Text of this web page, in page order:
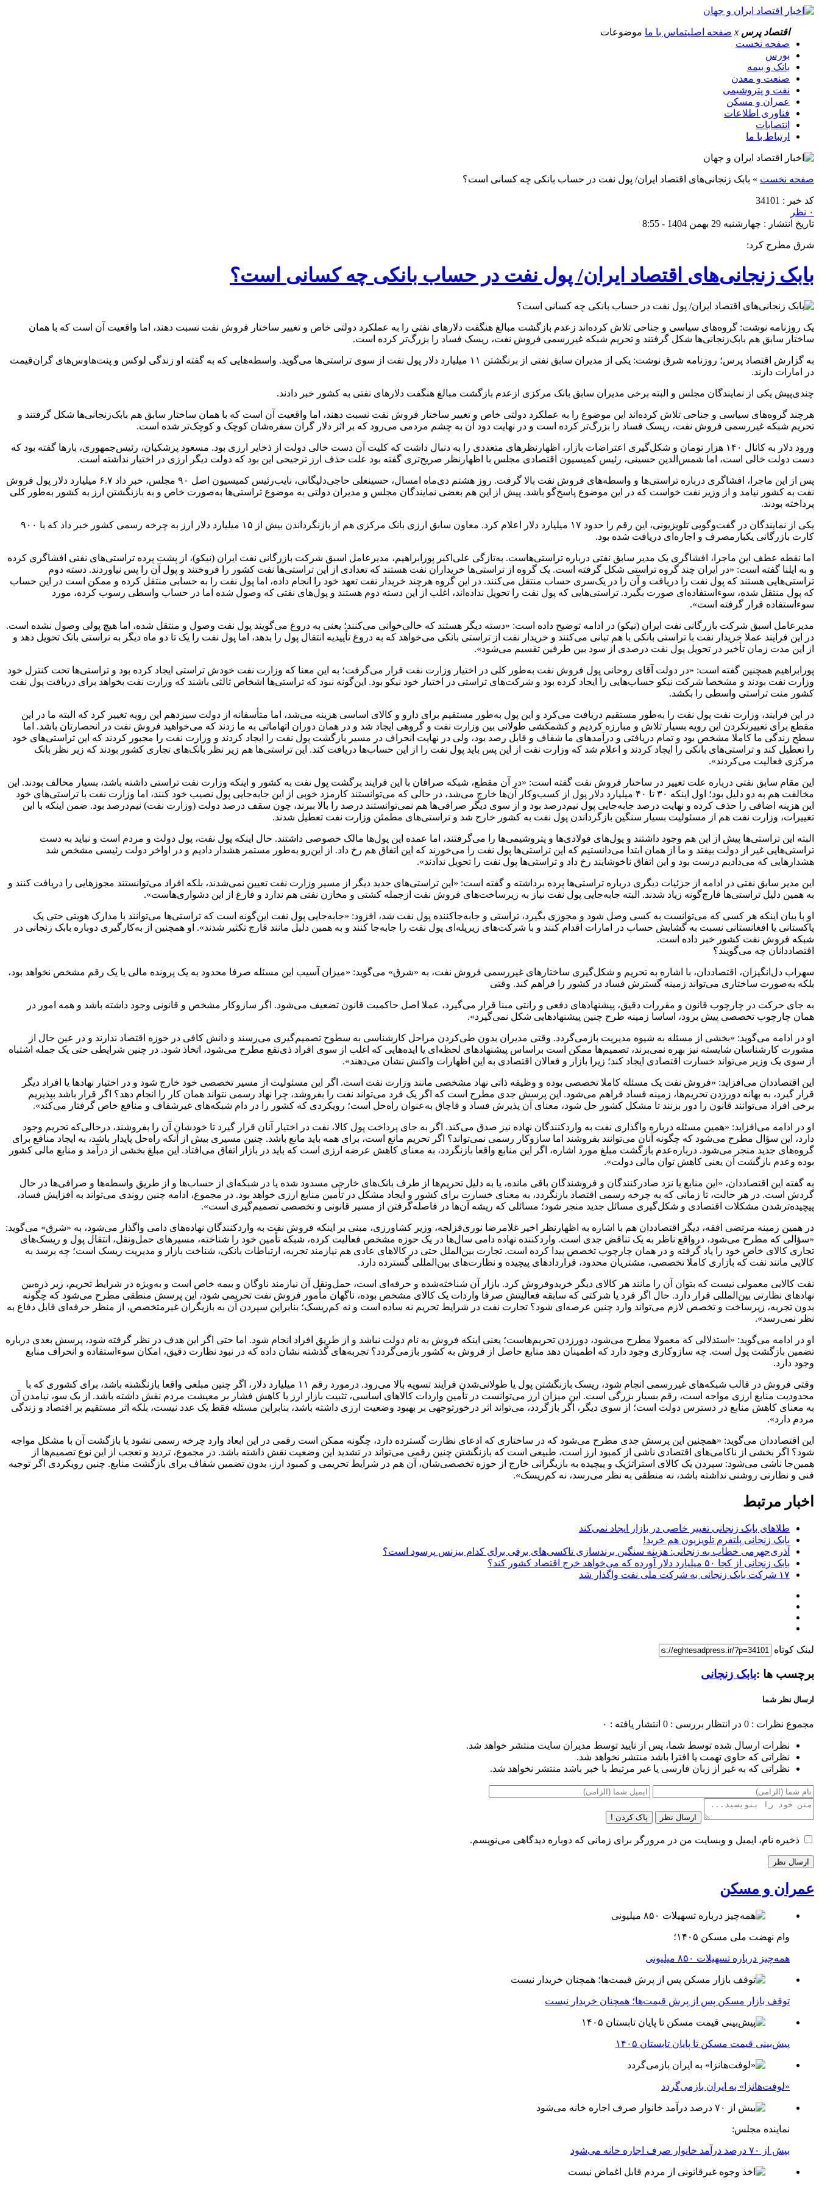
اقتصاد پرس x صفحه اصلیتماس با ما موضوعات
صفحه نخست
بورس
بانک و بیمه
صنعت و معدن
نفت و پتروشیمی
عمران و مسکن
فناوری اطلاعات
انتصابات
ارتباط با ما
صفحه نخست » بابک زنجانی‌های اقتصاد ایران/ پول نفت در حساب بانکی چه کسانی است؟
کد خبر : 34101
۰ نظر
تاریخ انتشار : چهارشنبه 29 بهمن 1404 - 8:55
شرق مطرح کرد:
بابک زنجانی‌های اقتصاد ایران/ پول نفت در حساب بانکی چه کسانی است؟
یک روزنامه نوشت: گروه‌های سیاسی و جناحی تلاش کرده‌اند زعدم بازگشت مبالغ هنگفت دلارهای نفتی را به عملکرد دولتی خاص و تغییر ساختار فروش نفت نسبت دهند، اما واقعیت آن است که با همان
ساختار سابق هم بابک‌زنجانی‌ها شکل گرفتند و تحریم شبکه غیررسمی فروش نفت، ریسک فساد را بزرگ‌تر کرده است.
به گزارش اقتصاد پرس؛ روزنامه شرق نوشت: یکی از مدیران سابق نفتی از برنگشتن ۱۱ میلیارد دلار پول نفت از سوی تراستی‌ها می‌گوید. واسطه‌هایی که به گفته او زندگی لوکس و پنت‌هاوس‌های گران‌قیمت
در امارات دارند.
چندی‌پیش یکی از نمایندگان مجلس و البته برخی مدیران سابق بانک مرکزی ازعدم بازگشت مبالغ هنگفت دلارهای نفتی به کشور خبر دادند.
هرچند گروه‌های سیاسی و جناحی تلاش کرده‌اند این موضوع را به عملکرد دولتی خاص و تغییر ساختار فروش نفت نسبت دهند، اما واقعیت آن است که با همان ساختار سابق هم بابک‌زنجانی‌ها شکل گرفتند و
تحریم شبکه غیررسمی فروش نفت، ریسک فساد را بزرگ‌تر کرده است و در نهایت دود آن به چشم مردمی می‌رود که بر اثر دلار گران سفره‌شان کوچک و کوچک‌تر شده است.
ورود دلار به کانال ۱۴۰ هزار تومان و شکل‌گیری اعتراضات بازار، اظهارنظرهای متعددی را به دنبال داشت که کلیت آن دست خالی دولت از ذخایر ارزی بود. مسعود پزشکیان، رئیس‌جمهوری، بارها گفته بود که
دست دولت خالی است، اما شمس‌الدین حسینی، رئیس کمیسیون اقتصادی مجلس با اظهارنظر صریح‌تری گفته بود علت حذف ارز ترجیحی این بود که دولت دیگر ارزی در اختیار نداشته است.
پس از این ماجرا، افشاگری درباره تراستی‌ها و واسطه‌های فروش نفت بالا گرفت. روز هشتم دی‌ماه امسال، حسینعلی حاجی‌دلیگانی، نایب‌رئیس کمیسیون اصل ۹۰ مجلس، خبر داد ۶.۷ میلیارد دلار پول فروش
نفت به کشور نیامد و از وزیر نفت خواست که در این موضوع پاسخ‌گو باشد. پیش از این هم بعضی نمایندگان مجلس و مدیران دولتی به موضوع تراستی‌ها به‌صورت خاص و به بازنگشتن ارز به کشور به‌طور کلی
پرداخته بودند.
یکی از نمایندگان در گفت‌وگویی تلویزیونی، این رقم را حدود ۱۷ میلیارد دلار اعلام کرد. معاون سابق ارزی بانک مرکزی هم از بازنگرداندن بیش از ۱۵ میلیارد دلار ارز به چرخه رسمی کشور خبر داد که با ۹۰۰
کارت بازرگانی یکبارمصرف و اجاره‌ای دریافت شده بود.
اما نقطه عطف این ماجرا، افشاگری یک مدیر سابق نفتی درباره تراستی‌هاست. به‌تازگی علی‌اکبر پورابراهیم، مدیرعامل اسبق شرکت بازرگانی نفت ایران (نیکو)، از پشت پرده تراستی‌های نفتی افشاگری کرده
و به ایلنا گفته است: «در ایران چند گروه تراستی شکل گرفته است. یک گروه از تراستی‌ها خریداران نفت هستند که تعدادی از این تراستی‌ها نفت کشور را فروختند و پول آن را پس نیاوردند. دسته دوم
تراستی‌هایی هستند که پول نفت را دریافت و آن را در یک‌سری حساب منتقل می‌کنند. در این گروه هرچند خریدار نفت تعهد خود را انجام داده، اما پول نفت را به حسابی منتقل کرده و ممکن است در این حساب
که پول منتقل شده، سوء‌استفاده‌ای صورت بگیرد. تراستی‌هایی که پول نفت را تحویل نداده‌اند، اغلب از این دسته دوم هستند و پول‌های نفتی که وصول شده اما در حساب واسطی رسوب کرده، مورد
سوء‌استفاده قرار گرفته است».
مدیرعامل اسبق شرکت بازرگانی نفت ایران (نیکو) در ادامه توضیح داده است: «دسته دیگر هستند که خالی‌خوانی می‌کنند؛ یعنی به دروغ می‌گویند پول نفت وصول و منتقل شده، اما هیچ پولی وصول نشده است.
در این فرایند عملا خریدار نفت با تراستی بانکی با هم تبانی می‌کنند و خریدار نفت از تراستی بانکی می‌خواهد که به دروغ تأییدیه انتقال پول را بدهد، اما پول نفت را یک تا دو ماه دیگر به تراستی بانک تحویل دهد و
از این مدت زمان تأخیر در تحویل پول نفت درصدی از سود بین طرفین تقسیم می‌شود».
پورابراهیم همچنین گفته است: «در دولت آقای روحانی پول فروش نفت به‌طور کلی در اختیار وزارت نفت قرار می‌گرفت؛ به این معنا که وزارت نفت خودش تراستی ایجاد کرده بود و تراستی‌ها تحت کنترل خود
وزارت نفت بودند و مشخصا شرکت نیکو حساب‌هایی را ایجاد کرده بود و شرکت‌های تراستی در اختیار خود نیکو بود. این‌گونه نبود که تراستی‌ها اشخاص ثالثی باشند که وزارت نفت بخواهد برای دریافت پول نفت
کشور منت تراستی واسطی را بکشد.
در این فرایند، وزارت نفت پول نفت را به‌طور مستقیم دریافت می‌کرد و این پول به‌طور مستقیم برای دارو و کالای اساسی هزینه می‌شد، اما متأسفانه از دولت سیزدهم این رویه تغییر کرد که البته ما در این
مقطع برای تغییرنکردن این رویه بسیار تلاش و مبارزه کردیم و کشمکشی طولانی بین وزارت نفت و گروهی ایجاد شد و در همان دوران اتهاماتی به ما زدند که می‌خواهید فروش نفت در انحصارتان باشد. اما
سطح زندگی ما کاملا مشخص بود و تمام دریافتی و درآمدهای ما شفاف و قابل رصد بود، ولی در نهایت انحراف در مسیر بازگشت پول نفت را ایجاد کردند و وزارت نفت را مجبور کردند که این تراستی‌های خود
را تعطیل کند و تراستی‌های بانکی را ایجاد کردند و اعلام شد که وزارت نفت از این پس باید پول نفت را از این حساب‌ها دریافت کند. این تراستی‌ها هم زیر نظر بانک‌های تجاری کشور بودند که زیر نظر بانک
مرکزی فعالیت می‌کردند».
این مقام سابق نفتی درباره علت تغییر در ساختار فروش نفت گفته است: «در آن مقطع، شبکه صرافان با این فرایند برگشت پول نفت به کشور و اینکه وزارت نفت تراستی داشته باشد، بسیار مخالف بودند. این
مخالفت هم به دو دلیل بود؛ اول اینکه ۳۰ تا ۴۰ میلیارد دلار پول از کسب‌وکار آن‌ها خارج می‌شد، در حالی که می‌توانستند کارمزد خوبی از این جابه‌جایی پول نصیب خود کنند، اما وزارت نفت با تراستی‌های خود
این هزینه اضافی را حذف کرده و نهایت درصد جابه‌جایی پول نیم‌درصد بود و از سوی دیگر صرافی‌ها هم نمی‌توانستند درصد را بالا ببرند، چون سقف درصد دولت (وزارت نفت) نیم‌درصد بود. ضمن اینکه با این
تغییرات، وزارت نفت هم از مسئولیت بسیار سنگین بازگرداندن پول نفت به کشور خارج شد و تراستی‌های مطمئن وزارت نفت تعطیل شدند.
البته این تراستی‌ها پیش از این هم وجود داشتند و پول‌های فولادی‌ها و پتروشیمی‌ها را می‌گرفتند، اما عمده این پول‌ها مالک خصوصی داشتند. حال اینکه پول نفت، پول دولت و مردم است و نباید به دست
تراستی‌هایی غیر از دولت بیفتد و ما از همان ابتدا می‌دانستیم که این تراستی‌ها پول نفت را می‌خورند که این اتفاق هم رخ داد. از این‌رو به‌طور مستمر هشدار دادیم و در اواخر دولت رئیسی مشخص شد
هشدارهایی که می‌دادیم درست بود و این اتفاق ناخوشایند رخ داد و تراستی‌ها پول نفت را تحویل ندادند».
این مدیر سابق نفتی در ادامه از جزئیات دیگری درباره تراستی‌ها پرده برداشته و گفته است: «این تراستی‌های جدید دیگر از مسیر وزارت نفت تعیین نمی‌شدند، بلکه افراد می‌توانستند مجوزهایی را دریافت کنند و
به همین دلیل تراستی‌ها قارچ‌گونه زیاد شدند. البته جابه‌جایی پول نفت نیاز به زیرساخت‌های فروش نفت ازجمله کشتی و مخازن نفتی هم ندارد و فارغ از این دشواری‌هاست».
او با بیان اینکه هر کسی که می‌توانست به کسی وصل شود و مجوزی بگیرد، تراستی و جابه‌جاکننده پول نفت شد، افزود: «جابه‌جایی پول نفت این‌گونه است که تراستی‌ها می‌توانند با مدارک هویتی حتی یک
پاکستانی یا افغانستانی نسبت به گشایش حساب در امارات اقدام کنند و با شرکت‌های زیرپله‌ای پول نفت را جابه‌جا کنند و به همین دلیل مانند قارچ تکثیر شدند». او همچنین از به‌کارگیری دوباره بابک زنجانی در
شبکه فروش نفت کشور خبر داده است.
اقتصاددانان چه می‌گویند؟
سهراب دل‌انگیزان، اقتصاددان، با اشاره به تحریم و شکل‌گیری ساختارهای غیررسمی فروش نفت، به «شرق» می‌گوید: «میزان آسیب این مسئله صرفا محدود به یک پرونده مالی یا یک رقم مشخص نخواهد بود،
بلکه به‌صورت ساختاری می‌تواند زمینه گسترش فساد در کشور را فراهم کند. وقتی
به جای حرکت در چارچوب قانون و مقررات دقیق، پیشنهادهای دفعی و رانتی مبنا قرار می‌گیرد، عملا اصل حاکمیت قانون تضعیف می‌شود. اگر سازوکار مشخص و قانونی وجود داشته باشد و همه امور در
همان چارچوب تخصصی پیش برود، اساسا زمینه طرح چنین پیشنهادهایی شکل نمی‌گیرد».
او در ادامه می‌گوید: «بخشی از مسئله به شیوه مدیریت بازمی‌گردد. وقتی مدیران بدون طی‌کردن مراحل کارشناسی به سطوح تصمیم‌گیری می‌رسند و دانش کافی در حوزه اقتصاد ندارند و در عین حال از
مشورت کارشناسان شایسته نیز بهره نمی‌برند، تصمیم‌ها ممکن است براساس پیشنهادهای لحظه‌ای یا ایده‌هایی که اغلب از سوی افراد ذی‌نفع مطرح می‌شود، اتخاذ شود. در چنین شرایطی حتی یک جمله اشتباه
از سوی یک وزیر می‌تواند خسارت اقتصادی ایجاد کند؛ زیرا بازار و فعالان اقتصادی به این اظهارات واکنش نشان می‌دهند».
این اقتصاددان می‌افزاید: «فروش نفت یک مسئله کاملا تخصصی بوده و وظیفه ذاتی نهاد مشخصی مانند وزارت نفت است. اگر این مسئولیت از مسیر تخصصی خود خارج شود و در اختیار نهادها یا افراد دیگر
قرار گیرد، به بهانه دورزدن تحریم‌ها، زمینه فساد فراهم می‌شود. این پرسش جدی مطرح است که اگر یک فرد می‌تواند نفت را بفروشد، چرا نهاد رسمی نتواند همان کار را انجام دهد؟ اگر قرار باشد بپذیریم
برخی افراد می‌توانند قانون را دور بزنند تا مشکل کشور حل شود، معنای آن پذیرش فساد و قاچاق به‌عنوان راه‌حل است؛ رویکردی که کشور را در دام شبکه‌های غیرشفاف و منافع خاص گرفتار می‌کند».
او در ادامه می‌افزاید: «همین مسئله درباره واگذاری نفت به واردکنندگان نهاده نیز صدق می‌کند. اگر به جای پرداخت پول کالا، نفت در اختیار آنان قرار گیرد تا خودشان آن را بفروشند، درحالی‌که تحریم وجود
دارد، این سؤال مطرح می‌شود که چگونه آنان می‌توانند بفروشند اما سازوکار رسمی نمی‌تواند؟ اگر تحریم مانع است، برای همه باید مانع باشد. چنین مسیری بیش از آنکه راه‌حل پایدار باشد، به ایجاد منافع برای
گروه‌های جدید منجر می‌شود. درباره‌عدم بازگشت مبلغ مورد اشاره، اگر این منابع واقعا بازنگردد، به معنای کاهش عرضه ارزی است که باید در بازار اتفاق می‌افتاد. این مبلغ بخشی از درآمد و منابع مالی کشور
بوده وعدم بازگشت آن یعنی کاهش توان مالی دولت».
به گفته این اقتصاددان، «این منابع یا نزد صادرکنندگان و فروشندگان باقی مانده، یا به دلیل تحریم‌ها از طرف بانک‌های خارجی مسدود شده یا در شبکه‌ای از حساب‌ها و از طریق واسطه‌ها و صرافی‌ها در حال
گردش است. در هر حالت، تا زمانی که به چرخه رسمی اقتصاد بازنگردد، به معنای خسارت برای کشور و ایجاد مشکل در تأمین منابع ارزی خواهد بود. در مجموع، ادامه چنین روندی می‌تواند به افزایش فساد،
پیچیده‌ترشدن مشکلات اقتصادی و شکل‌گیری مسائل جدید منجر شود؛ مسائلی که ریشه آن‌ها در فاصله‌گرفتن از مسیر قانونی و تخصصی تصمیم‌گیری است».
در همین زمینه مرتضی افقه، دیگر اقتصاددان هم با اشاره به اظهارنظر اخیر غلامرضا نوری‌قزلجه، وزیر کشاورزی، مبنی بر اینکه فروش نفت به واردکنندگان نهاده‌های دامی واگذار می‌شود، به «شرق» می‌گوید:
«سؤالی که مطرح می‌شود، درواقع ناظر به یک تناقض جدی است. واردکننده نهاده دامی سال‌ها در یک حوزه مشخص فعالیت کرده، شبکه تأمین خود را شناخته، مسیرهای حمل‌ونقل، انتقال پول و ریسک‌های
تجاری کالای خاص خود را یاد گرفته و در همان چارچوب تخصص پیدا کرده است. تجارت بین‌الملل حتی در کالاهای عادی هم نیازمند تجربه، ارتباطات بانکی، شناخت بازار و مدیریت ریسک است؛ چه برسد به
کالایی مانند نفت که بازاری کاملا تخصصی، مشتریان محدود، قراردادهای پیچیده و نظارت‌های بین‌المللی گسترده دارد.
نفت کالایی معمولی نیست که بتوان آن را مانند هر کالای دیگر خریدوفروش کرد. بازار آن شناخته‌شده و حرفه‌ای است، حمل‌ونقل آن نیازمند ناوگان و بیمه خاص است و به‌ویژه در شرایط تحریم، زیر ذره‌بین
نهادهای نظارتی بین‌المللی قرار دارد. حال اگر فرد یا شرکتی که سابقه فعالیتش صرفا واردات یک کالای مشخص بوده، ناگهان مأمور فروش نفت تحریمی شود، این پرسش منطقی مطرح می‌شود که چگونه
بدون تجربه، زیرساخت و تخصص لازم می‌تواند وارد چنین عرصه‌ای شود؟ تجارت نفت در شرایط تحریم نه ساده است و نه کم‌ریسک؛ بنابراین سپردن آن به بازیگران غیرمتخصص، از منظر حرفه‌ای قابل دفاع به
نظر نمی‌رسد».
او در ادامه می‌گوید: «استدلالی که معمولا مطرح می‌شود، دورزدن تحریم‌هاست؛ یعنی اینکه فروش به نام دولت نباشد و از طریق افراد انجام شود. اما حتی اگر این هدف در نظر گرفته شود، پرسش بعدی درباره
تضمین بازگشت پول است. چه سازوکاری وجود دارد که اطمینان دهد منابع حاصل از فروش به کشور بازمی‌گردد؟ تجربه‌های گذشته نشان داده که در نبود نظارت دقیق، امکان سوءاستفاده و انحراف منابع
وجود دارد.
وقتی فروش در قالب شبکه‌های غیررسمی انجام شود، ریسک بازنگشتن پول یا طولانی‌شدن فرایند تسویه بالا می‌رود. درمورد رقم ۱۱ میلیارد دلار، اگر چنین مبلغی واقعا بازنگشته باشد، برای کشوری که با
محدودیت منابع ارزی مواجه است، رقم بسیار بزرگی است. این میزان ارز می‌توانست در تأمین واردات کالاهای اساسی، تثبیت بازار ارز یا کاهش فشار بر معیشت مردم نقش داشته باشد. از یک سو، نیامدن آن
به معنای کاهش منابع در دسترس دولت است؛ از سوی دیگر، اگر بازگردد، می‌تواند اثر درخورتوجهی بر بهبود وضعیت ارزی داشته باشد، بنابراین مسئله فقط یک عدد نیست، بلکه اثر مستقیم بر اقتصاد و زندگی
مردم دارد».
این اقتصاددان می‌گوید: «همچنین این پرسش جدی مطرح می‌شود که در ساختاری که ادعای نظارت گسترده دارد، چگونه ممکن است رقمی در این ابعاد وارد چرخه رسمی نشود یا بازگشت آن با مشکل مواجه
شود؟ اگر بخشی از ناکامی‌های اقتصادی ناشی از کمبود ارز است، طبیعی است که بازنگشتن چنین رقمی می‌تواند در تشدید این وضعیت نقش داشته باشد. در مجموع، تردید و تعجب از این نوع تصمیم‌ها از
همین‌جا ناشی می‌شود: سپردن یک کالای استراتژیک و پیچیده به بازیگرانی خارج از حوزه تخصصی‌شان، آن هم در شرایط تحریمی و کمبود ارز، بدون تضمین شفاف برای بازگشت منابع. چنین رویکردی اگر توجیه
فنی و نظارتی روشنی نداشته باشد، نه منطقی به نظر می‌رسد، نه کم‌ریسک».
اخبار مرتبط
طلا‌های بابک زنجانی تغییر خاصی در بازار ایجاد نمی‌کند
بابک زنجانی پلتفرم تلویزیون هم خرید!
آذری‌جهرمی خطاب به زنجانی: هزینه سنگین برندسازی تاکسی‌های برقی برای کدام بیزنس پرسود است؟
بابک زنجانی از کجا ۵۰ میلیارد دلار آورده که می‌خواهد خرج اقتصاد کشور کند؟
۱۷ شرکت بابک زنجانی به شرکت ملی نفت واگذار شد
لینک کوتاه
برچسب ها :بابک زنجانی‌
ارسال نظر شما
مجموع نظرات : 0 در انتظار بررسی : 0 انتشار یافته : ۰
نظرات ارسال شده توسط شما، پس از تایید توسط مدیران سایت منتشر خواهد شد.
نظراتی که حاوی تهمت یا افترا باشد منتشر نخواهد شد.
نظراتی که به غیر از زبان فارسی یا غیر مرتبط با خبر باشد منتشر نخواهد شد.
ارسال نظر پاک کردن !
ذخیره نام، ایمیل و وبسایت من در مرورگر برای زمانی که دوباره دیدگاهی می‌نویسم.
عمران و مسکن
وام نهضت ملی مسکن ۱۴۰۵؛
همه‌چیز درباره تسهیلات ۸۵۰ میلیونی
توقف بازار مسکن پس از پرش قیمت‌ها؛ همچنان خریدار نیست
پیش‌بینی قیمت مسکن تا پایان تابستان ۱۴۰۵
«لوفت‌هانزا» به ایران بازمی‌گردد
نماینده مجلس:
بیش از ۷۰ درصد درآمد خانوار صرف اجاره خانه می‌شود